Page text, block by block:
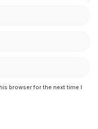
browser for the next time I